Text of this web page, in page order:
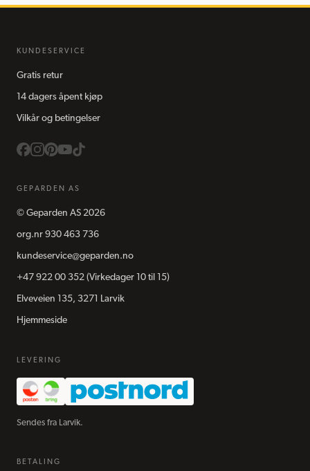
KUNDESERVICE
Gratis retur
14 dagers åpent kjøp
Vilkår og betingelser
GEPARDEN AS
© Geparden AS 2026
org.nr 930 463 736
kundeservice@geparden.no
+47 922 00 352 (Virkedager 10 til 15)
Elveveien 135, 3271 Larvik
Hjemmeside
LEVERING
Sendes fra Larvik.
BETALING